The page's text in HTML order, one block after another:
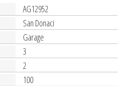
AG12952
San Donaci
Garage
3
2
100